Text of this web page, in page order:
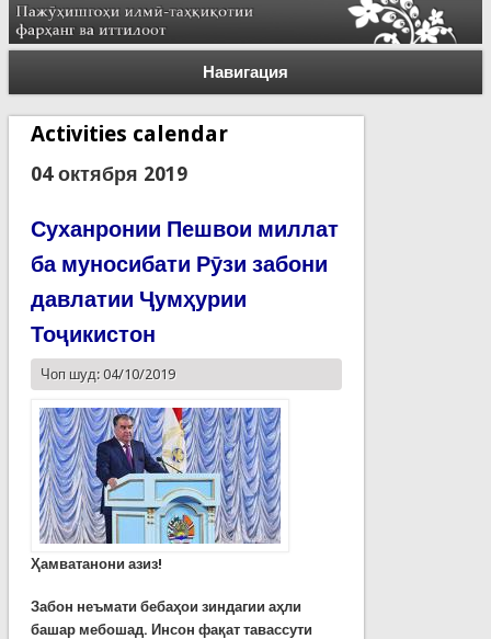
Навигация
Activities calendar
04 октября 2019
Суханронии Пешвои миллат
ба муносибати Рӯзи забони
давлатии Ҷумҳурии
Тоҷикистон
Чоп шуд: 04/10/2019
Ҳамватанони азиз!
Забон неъмати бебаҳои зиндагии аҳли
башар мебошад. Инсон фақат тавассути